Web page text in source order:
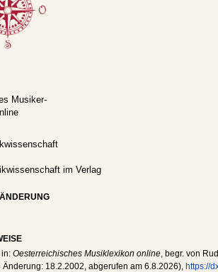
Musiker-
im Verlag
in: Oesterreichisches Musiklexikon online , begr. von
Änderung: 18.2.2002 , abgerufen am 6.8.2026), https://